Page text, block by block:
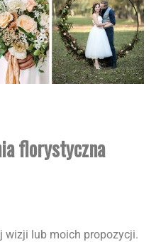
florystyczna
wizji lub moich propozycji.